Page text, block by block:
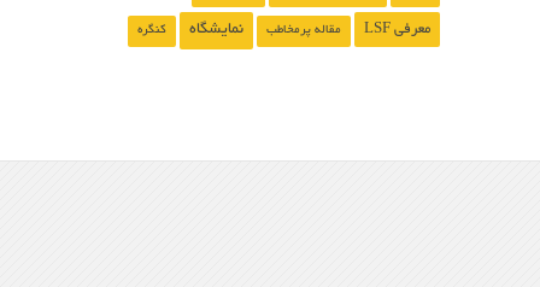
معرفی LSF مقاله پرمخاطب نمایشگاه کنگره